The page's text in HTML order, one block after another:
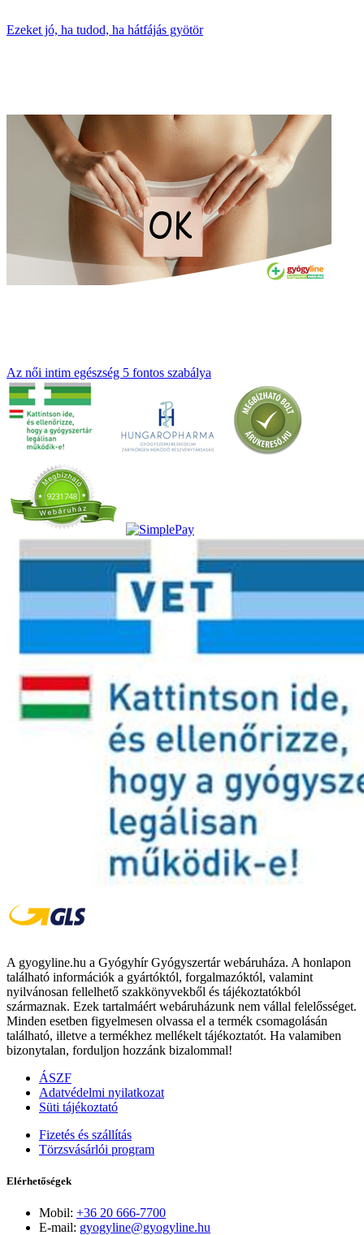
Ezeket jó, ha tudod, ha hátfájás gyötör
Az női intim egészség 5 fontos szabálya
A gyogyline.hu a Gyógyhír Gyógyszertár webáruháza. A honlapon
található információk a gyártóktól, forgalmazóktól, valamint
nyilvánosan fellelhető szakkönyvekből és tájékoztatókból
származnak. Ezek tartalmáért webáruházunk nem vállal felelősséget.
Minden esetben figyelmesen olvassa el a termék csomagolásán
található, illetve a termékhez mellékelt tájékoztatót. Ha valamiben
bizonytalan, forduljon hozzánk bizalommal!
ÁSZF
Adatvédelmi nyilatkozat
Süti tájékoztató
Fizetés és szállítás
Törzsvásárlói program
Elérhetőségek
Mobil: +36 20 666-7700
E-mail: gyogyline@gyogyline.hu